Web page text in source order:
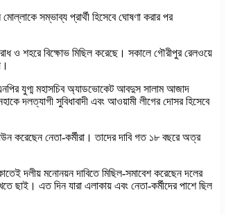
সম্ভাব্য প্রার্থী হিসেবে ঘোষণা করার পর
ও শহরে বিক্ষোভ মিছিল করেছে। সকালে গৌরীপুর রেলওয়ে
বিএনপির যুগ্ম মহাসচিব অ্যাডভোকেট আবদুস সালাম আজাদ
দলত্যাগী সুবিধাবাদী এবং আওয়ামী লীগের দোসর হিসেবে
করেছেন নেতা-কর্মীরা। তাদের দাবি গত ১৮ বছরে অত্র
দলীয় মনোনয়ন দাবিতে মিছিল-সমাবেশ করেছেন দলের
ছাই। এত দিন যারা এলাকায় এবং নেতা-কর্মীদের পাশে ছিল